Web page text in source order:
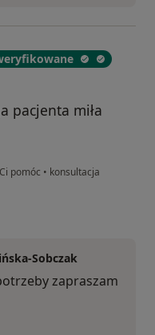
pacjenta miła
pomóc • konsultacja
Sobczak
zapraszam